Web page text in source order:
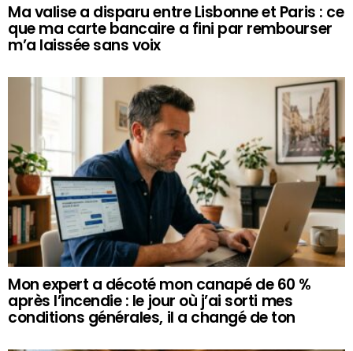
Ma valise a disparu entre Lisbonne et Paris : ce
que ma carte bancaire a fini par rembourser
m’a laissée sans voix
Mon expert a décoté mon canapé de 60 %
après l’incendie : le jour où j’ai sorti mes
conditions générales, il a changé de ton